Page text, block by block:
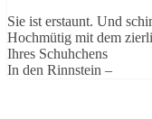
Sie ist erstaunt. Und
Hochmütig mit dem
Ihres Schuhchens
In den Rinnstein –